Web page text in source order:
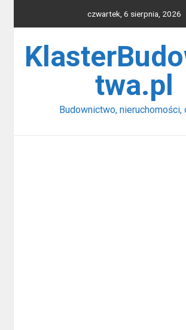
czwartek, 6 sierpnia, 2026
twa.pl
Budownictwo, nieruchomości,